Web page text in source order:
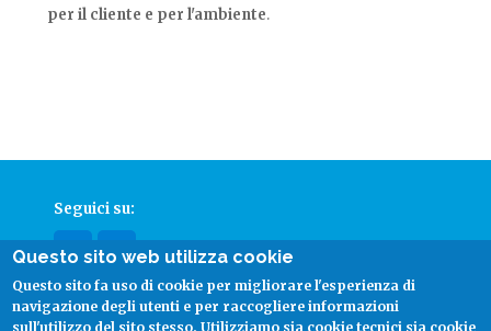
per il cliente e per l'ambiente.
Seguici su:
facebooklinkedin
Questo sito web utilizza cookie
Questo sito fa uso di cookie per migliorare l'esperienza di
navigazione degli utenti e per raccogliere informazioni
sull'utilizzo del sito stesso. Utilizziamo sia cookie tecnici sia cookie